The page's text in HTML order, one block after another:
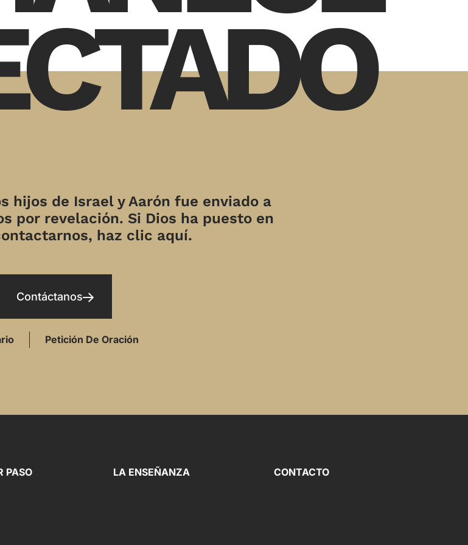
hijos de Israel y Aarón fue enviado a
por revelación. Si Dios ha puesto en
haz clic aquí.
Contáctanos
Petición De Oración
PASO LA ENSEÑANZA CONTACTO